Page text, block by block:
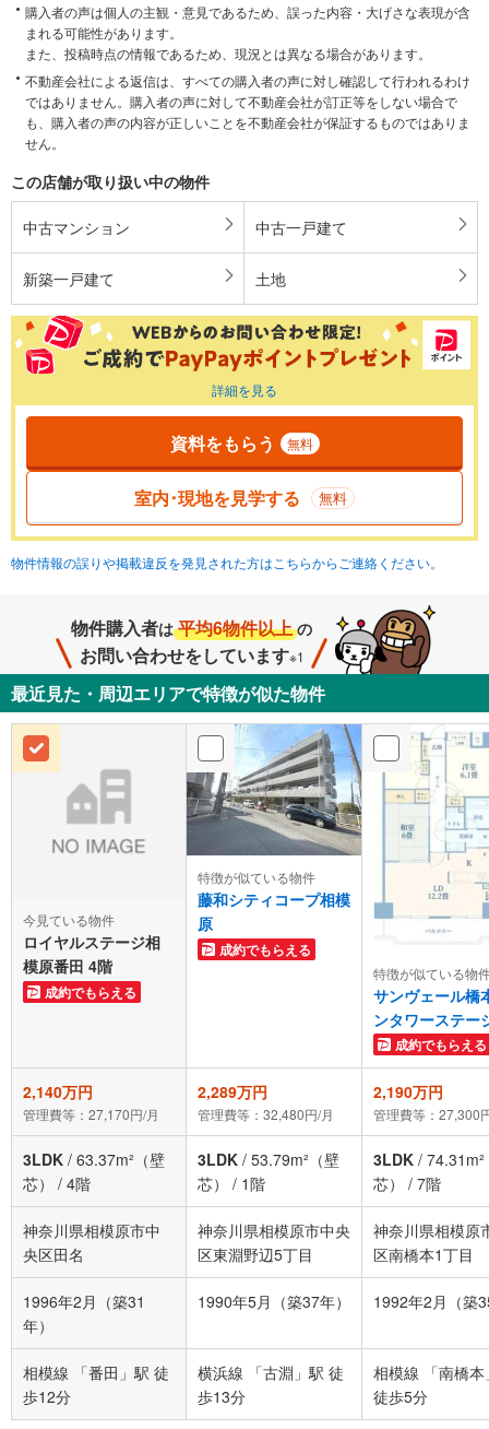
購入者の声は個人の主観・意見であるため、誤った内容・大げさな表現が含
まれる可能性があります。
また、投稿時点の情報であるため、現況とは異なる場合があります。
不動産会社による返信は、すべての購入者の声に対し確認して行われるわけ
ではありません。購入者の声に対して不動産会社が訂正等をしない場合で
も、購入者の声の内容が正しいことを不動産会社が保証するものではありま
せん。
この店舗が取り扱い中の物件
中古マンション 中古一戸建て
新築一戸建て 土地
詳細を見る
資料をもらう 無料
室内･現地を見学する 無料
物件情報の誤りや掲載違反を発見された方はこちらからご連絡ください。
物件購入者は 平均6物件以上 の
お問い合わせをしています※1
最近見た・周辺エリアで特徴が似た物件
今見ている物件
ロイヤルステージ相
模原番田 4階
成約でもらえる
特徴が似ている物件
藤和シティコープ相模
原
成約でもらえる
特徴が似ている物
サンヴェール橋
ンタワーステー
成約でもらえる
2,140万円
管理費等：27,170円/月
2,289万円
管理費等：32,480円/月
2,190万円
管理費等：27,300
3LDK / 63.37m²（壁
芯）
/ 4階
3LDK / 53.79m²（壁
芯）
/ 1階
3LDK /
芯）
/ 7階
神奈川県相模原市中
央区田名
神奈川県相模原市中央
区東淵野辺5丁目
神奈川県相模原
区南橋本1丁目
1996年2月（築31
年）
1990年5月（築37年） 1992年2月（築
相模線 「番田」駅 徒
歩12分
横浜線 「古淵」駅 徒
歩13分
相模線 「南橋本
徒歩5分